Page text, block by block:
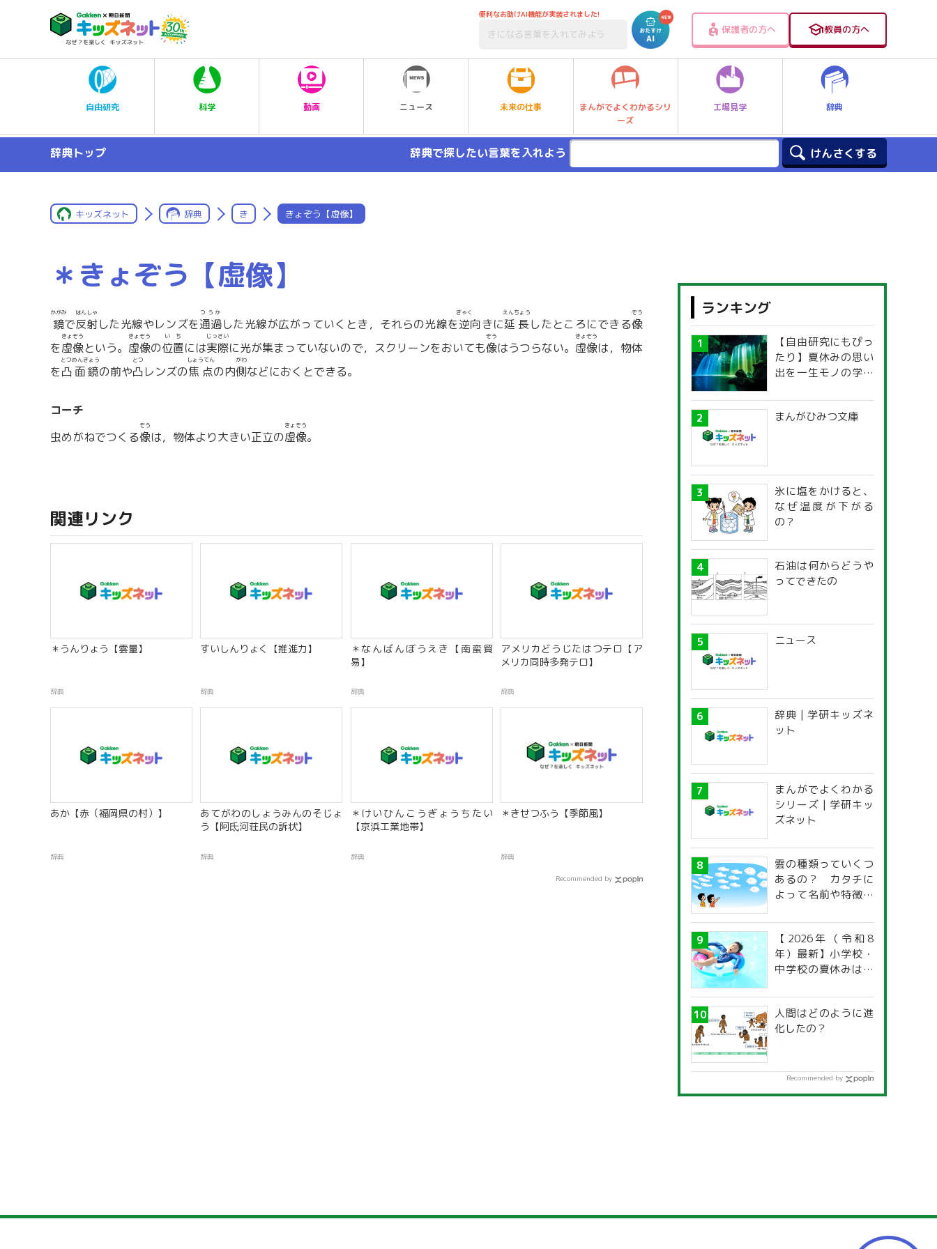
便利なお助けAI機能が実装されました!
保護者の方へ 教員の方へ
自由研究 科学 動画 ニュース 未来の仕事
まんがでよくわかるシリ
ーズ
工場見学 辞典
辞典トップ 辞典で探したい言葉を入れよう
キッズネット 辞典 き きょぞう【虚像】
＊きょぞう【虚像】
鏡
かがみ
で反射
はんしゃ
した光線やレンズを通過
つうか
した光線が広がっていくとき，それらの光線を逆
ぎゃく
向きに延長
えんちょう
したところにできる像
ぞう
を虚像
きょぞう
という。 虚像
きょぞう
の位置
いち
には実際
じっさい
に光が集まっていないので，スクリーンをおいても像
ぞう
はうつらない。 虚像
きょぞう
は，物体
を凸面鏡
とつめんきょう
の前や凸
とつ
レンズの焦点
しょうてん
の内側
がわ
などにおくとできる。
コーチ
虫めがねでつくる像
ぞう
は，物体より大きい正立の虚像
きょぞう
。
関連リンク
＊うんりょう【雲量】
辞典
すいしんりょく【推進力】
辞典
＊なんばんぼうえき【南蛮貿
易】
辞典
アメリカどうじたはつテロ【ア
メリカ同時多発テロ】
辞典
あか【赤（福岡県の村）】
辞典
あてがわのしょうみんのそじょ
う【阿氐河荘民の訴状】
辞典
＊けいひんこうぎょうちたい
【京浜工業地帯】
辞典
＊きせつふう【季節風】
辞典
Recommended by
ランキング
【自由研究にもぴっ
たり】夏休みの思い
出を一生モノの学び
探究ガイド
まんがひみつ文庫
氷に塩をかけると、
なぜ温度が下がる
の？
石油は何からどうや
ってできたの
ニュース
辞典 | 学研キッズネ
ット
まんがでよくわかる
シリーズ | 学研キッ
ズネット
雲の種類っていくつ
あるの？ カタチに
よって名前や特徴が
【2026年（令和8
年）最新】小学校・
中学校の夏休みはい
道府県別「夏季休暇
一覧」
人間はどのように進
化したの？
Recommended by